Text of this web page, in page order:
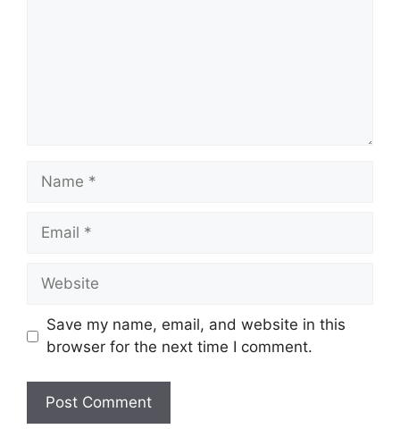
Name
Email
Website
Save my name, email, and website in this
browser for the next time I comment.